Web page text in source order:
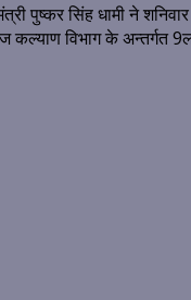
पुष्कर सिंह धामी ने
कल्याण विभाग के अन्तर्गत